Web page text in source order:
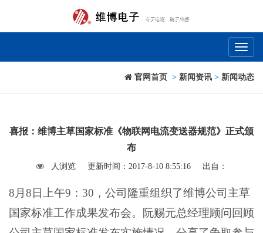
Toggle
官网首页 > 新闻资讯 > 新闻动态
喜报：维博主草国家标准《物联网电流变送器规范》正式颁
布
人浏览 更新时间：2017-8-10 8:55:16 出自：
8 月8日上午9：30，公司隆重组织了维博公司主草
国家标准工作成果发布会。阮赐元总经理顾问回顾